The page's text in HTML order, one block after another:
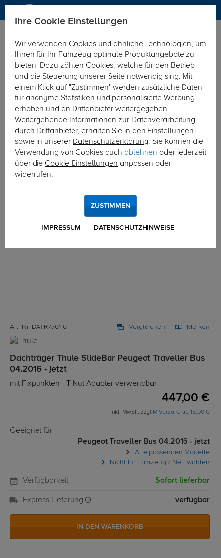
Hier geht's zur Fahrzeugübersicht: Peugeot Traveller Bus
Art.-Nr. DATR7761-6 Vergleichen Merken
Dachträger Thule SlideBar Peugeot Traveller Bus
04.2016 - jetzt
mit Fixpunkten - T-Nut Adapter verwendbar
447,00 €
inkl. MwSt., zzgl.M Versand ab 15,00 €
Geeignet für
Peugeot Traveller Bus 04.2016 - jetzt
Alle passenden Modelle
Nicht Ihr Fahrzeug / Neu wählen
Verfügbarkeit Sofort lieferbar
Express Lieferung verfügbar
IN DEN WARENKORB
Ihre Cookie Einstellungen
Wir verwenden Cookies und ähnliche Technologien, um
Ihnen für Ihr Fahrzeug optimale Produktangebote zu
bieten. Dazu zählen Cookies, welche für den Betrieb
und die Steuerung unserer Seite notwendig sing. Mit
einem Klick auf "Zustimmen" werden zusätzliche Daten
für anonyme Statistiken und personalisierte Werbung
erhoben und an Drittanbieter weitergegeben.
Weitergehende Informationen zur Datenverarbeitung
durch Drittanbieter, erhalten Sie in den Einstellungen
sowie in unserer Datenschutzerklärung. Sie können die
Verwendung von Cookies auch ablehnen oder jederzeit
über die Cookie-Einstellungen anpassen oder
widerrufen.
IMPRESSUM DATENSCHUTZHINWEISE
ZUSTIMMEN